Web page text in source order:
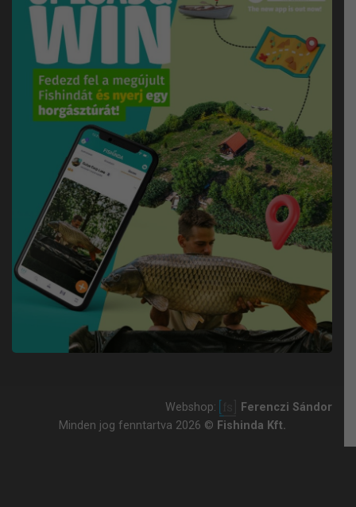
Webshop:
Ferenczi Sándor
Minden jog fenntartva 2026 © Fishinda Kft.